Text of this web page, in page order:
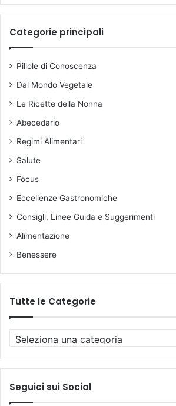
Categorie principali
Pillole di Conoscenza
Dal Mondo Vegetale
Le Ricette della Nonna
Abecedario
Regimi Alimentari
Salute
Focus
Eccellenze Gastronomiche
Consigli, Linee Guida e Suggerimenti
Alimentazione
Benessere
Tutte le Categorie
u
t
e
Seguici sui Social